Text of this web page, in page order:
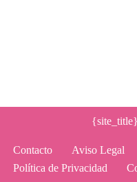
{site_title}
Contacto Aviso Legal
Política de Privacidad